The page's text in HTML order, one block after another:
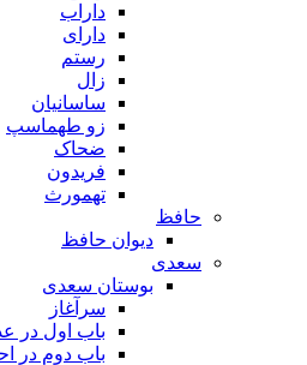
داراب
دارای
رستم
زال
ساسانیان
زو طهماسپ‏
ضحاک
فریدون
تهمورث
حافظ
دیوان حافظ
سعدی
بوستان سعدی
سرآغاز
باب اول در
باب دوم در